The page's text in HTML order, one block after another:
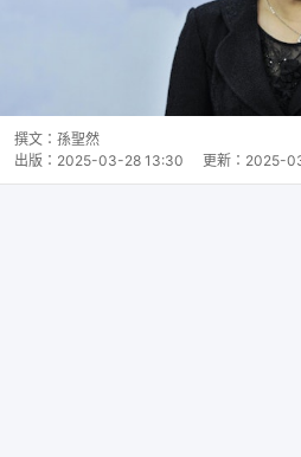
撰文： 孫聖然
出版： 2025-03-28 13:30 更新： 2025-